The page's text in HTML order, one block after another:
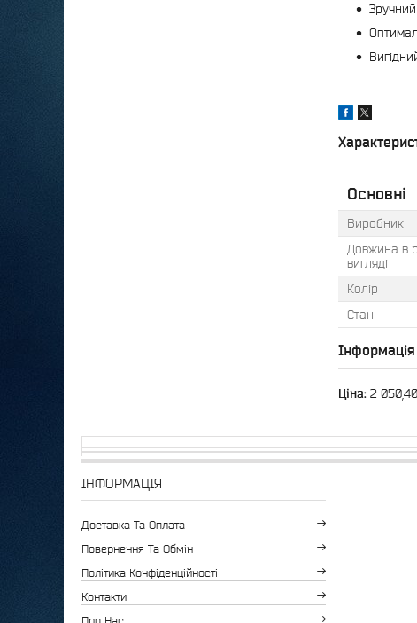
Основні
Виробник
Довжина в
вигляді
Колір
Стан
Ціна: 2
ІНФОРМАЦІЯ
Доставка Та Оплата
Повернення Та Обмін
Політика Конфіденційності
Контакти